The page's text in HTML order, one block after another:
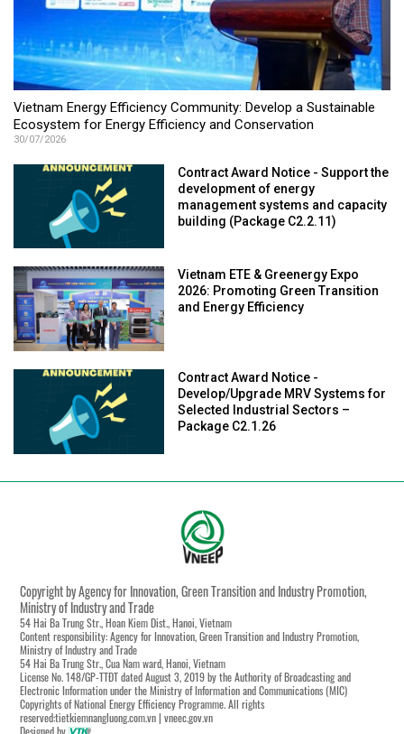
Vietnam Energy Efficiency Community: Develop a Sustainable
Ecosystem for Energy Efficiency and Conservation
30/07/2026
Contract Award Notice - Support the
development of energy
management systems and capacity
building (Package C2.2.11)
Vietnam ETE & Greenergy Expo
2026: Promoting Green Transition
and Energy Efficiency
Contract Award Notice -
Develop/Upgrade MRV Systems for
Selected Industrial Sectors –
Package C2.1.26
Copyright by Agency for Innovation, Green Transition and Industry Promotion,
Ministry of Industry and Trade
54 Hai Ba Trung Str., Hoan Kiem Dist., Hanoi, Vietnam
Content responsibility: Agency for Innovation, Green Transition and Industry Promotion,
Ministry of Industry and Trade
54 Hai Ba Trung Str., Cua Nam ward, Hanoi, Vietnam
License No. 148/GP-TTĐT dated August 3, 2019 by the Authority of Broadcasting and
Electronic Information under the Ministry of Information and Communications (MIC)
Copyrights of National Energy Efficiency Programme. All rights
reserved:tietkiemnangluong.com.vn | vneec.gov.vn